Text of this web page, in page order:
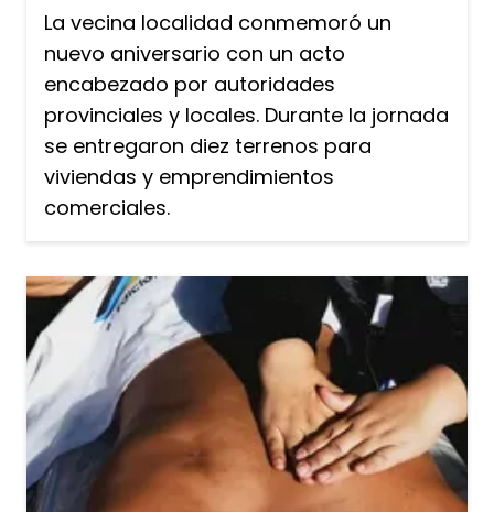
La vecina localidad conmemoró un
nuevo aniversario con un acto
encabezado por autoridades
provinciales y locales. Durante la jornada
se entregaron diez terrenos para
viviendas y emprendimientos
comerciales.